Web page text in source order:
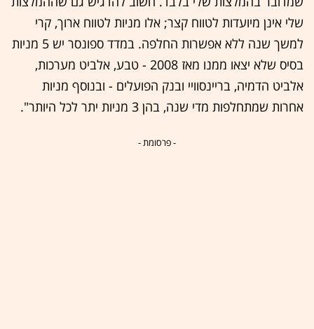
שלי אינן מיועדות לטווח קצר; אלו מניות לטווח ארוך, קרי
למשך שנה ללא אפשרות החלפה. במדד ספונסר יש 5 מניות
בסיס שלא יצאו ממנו מאז 2008 - טבע, אלביט מערכות,
אלביט הדמיה, בריינסוויי ובנק הפועלים - ובנוסף מניות
אחרות שמתחלפות מדי שנה, בהן 3 מניות יתר לכל היותר".
- פרסומת -